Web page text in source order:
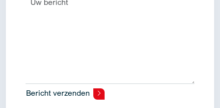
Bericht verzenden